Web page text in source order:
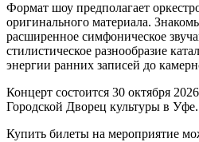
Формат шоу предполагает
оригинального материала.
расширенное симфоническое
стилистическое разнообразие
энергии ранних записей до
Концерт состоится 30 октября
Городской Дворец культуры в Уфе.
Купить билеты на мероприятие